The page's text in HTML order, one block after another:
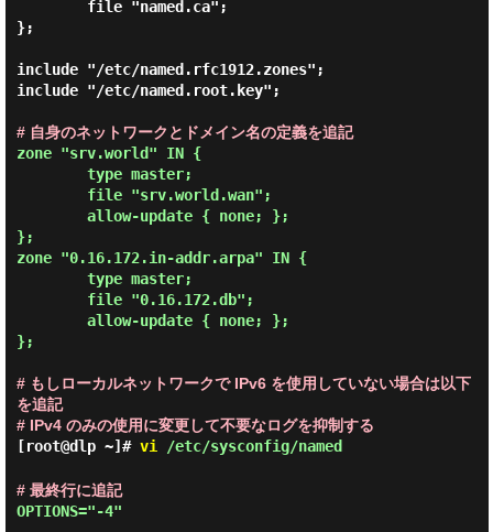
};
include "/etc/named.rfc1912.zones";
include "/etc/named.root.key";
# 自身のネットワークとドメイン名の定義を追記
zone "srv.world" IN {
};
zone "0.16.172.in-addr.arpa" IN {
};
# もしローカルネットワークで IPv6 を使用していない場合は以下
を追記
# IPv4 のみの使用に変更して不要なログを抑制する
[root@dlp ~]# vi /etc/sysconfig/named
# 最終行に追記
OPTIONS="-4"